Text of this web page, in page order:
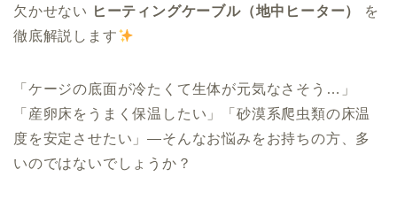
欠かせない ヒーティングケーブル（地中ヒーター）
を
徹底解説します
「ケージの底面が冷たくて生体が元気なさそう…」
「産卵床をうまく保温したい」「砂漠系爬虫類の床温
度を安定させたい」—そんなお悩みをお持ちの方、多
いのではないでしょうか？